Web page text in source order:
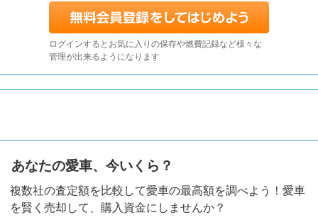
ログインするとお気に入りの保存や燃費記録など様々な
管理が出来るようになります
あなたの愛車、今いくら？
複数社の査定額を比較して愛車の最高額を調べよう！愛車
を賢く売却して、購入資金にしませんか？